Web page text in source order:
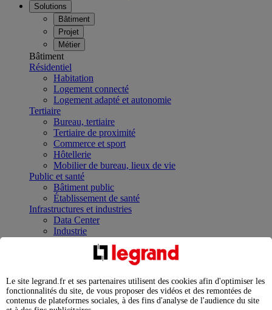
Solutions
Bâtiment
Projet
Métier
Bâtiment
Résidentiel
Habitation
Logement connecté
Logement adapté et autonomie
Tertiaire
Bureau, tertiaire
Tertiaire de proximité
Commerce et sport
Hôtellerie
Mobilier de bureau, lieux de vie
Public et santé
Bâtiment public
Établissement de santé
Infrastructures et industries
Data Center
Industrie
Infrastructures
Contrôler et planifier le fonctionnement des appareils
Répartir et optimiser son tableau électrique
Legrand Data Center Solutions : concentrer les
expertises au service de vos performances
Le site legrand.fr et ses partenaires utilisent des cookies afin d'optimiser les
fonctionnalités du site, de vous proposer des vidéos et des remontées de
contenus de plateformes sociales, à des fins d'analyse de l'audience du site